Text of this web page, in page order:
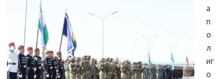
а
п
о
л
иг
о